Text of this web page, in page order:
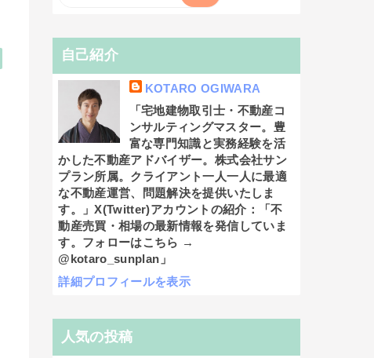
自己紹介
KOTARO OGIWARA
「宅地建物取引士・不動産コ
ンサルティングマスター。豊
富な専門知識と実務経験を活
かした不動産アドバイザー。株式会社サン
プラン所属。クライアント一人一人に最適
な不動産運営、問題解決を提供いたしま
す。」X(Twitter)アカウントの紹介：「不
動産売買・相場の最新情報を発信していま
す。フォローはこちら →
@kotaro_sunplan」
詳細プロフィールを表示
人気の投稿